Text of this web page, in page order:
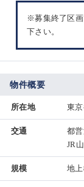
※募集終了区画
下さい。
物件概要
所在地 東
交通
都
JR
規模 地